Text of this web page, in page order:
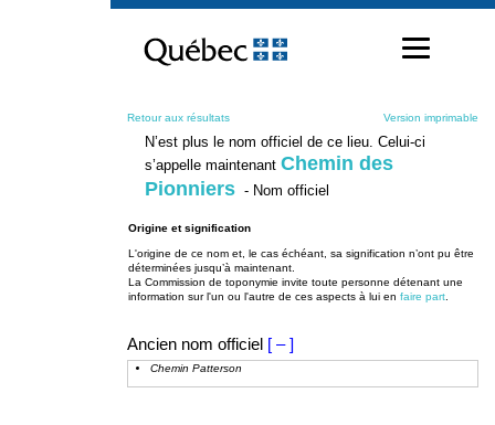
contenu
Retour aux résultats Version imprimable
N’est plus le nom officiel de ce lieu. Celui-ci
s’appelle maintenant Chemin des
Pionniers - Nom officiel
Origine et signification
L'origine de ce nom et, le cas échéant, sa signification n’ont pu être
déterminées jusqu’à maintenant.
La Commission de toponymie invite toute personne détenant une
information sur l'un ou l'autre de ces aspects à lui en faire part
Ancien nom officiel [ – ]
Chemin Patterson